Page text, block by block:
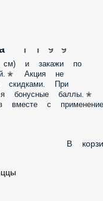
промокода.
В корзину